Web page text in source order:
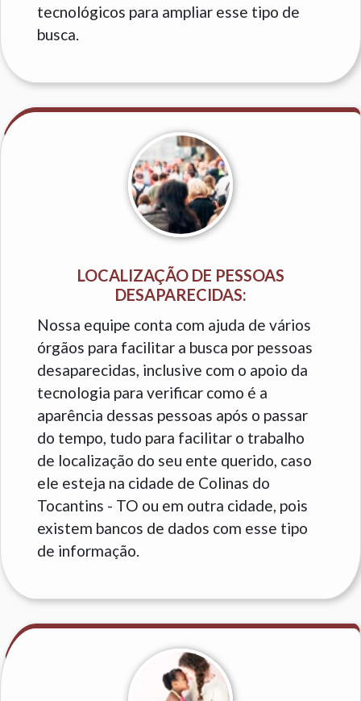
tecnológicos para ampliar esse tipo de
busca.
LOCALIZAÇÃO DE PESSOAS
DESAPARECIDAS:
Nossa equipe conta com ajuda de vários
órgãos para facilitar a busca por pessoas
desaparecidas, inclusive com o apoio da
tecnologia para verificar como é a
aparência dessas pessoas após o passar
do tempo, tudo para facilitar o trabalho
de localização do seu ente querido, caso
ele esteja na cidade de Colinas do
Tocantins - TO ou em outra cidade, pois
existem bancos de dados com esse tipo
de informação.